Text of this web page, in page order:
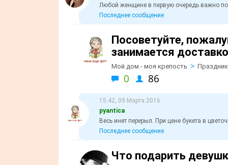
Любой женщине в первую очередь важно
Последнее сообщение
Посоветуйте,
занимается
Мой дом - моя крепость >
0 86
15:42, 09 Марта 2016
pyantica
Весь инет перерыл. При цене букета в
Последнее сообщение
Что подарить